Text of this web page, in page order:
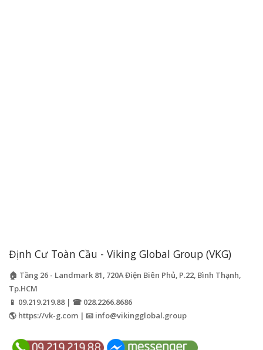
Định Cư Toàn Cầu - Viking Global Group (VKG)
🏠 Tầng 26 - Landmark 81, 720A Điện Biên Phủ, P.22, Bình Thạnh,
Tp.HCM
📱 09.219.219.88 | ☎ 028.2266.8686
🌎 https://vk-g.com | 📧 info@vikingglobal.group